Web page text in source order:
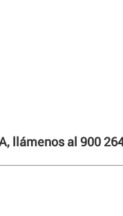
llámenos al 900